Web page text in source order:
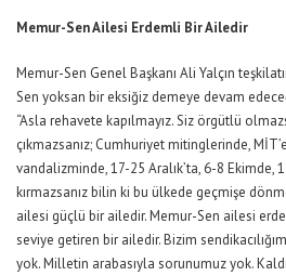
Memur-Sen Ailesi Erdemli Bir Ailedir
Memur-Sen Genel Başkanı Ali Yalçın
Sen yoksan bir eksiğiz demeye devam
“Asla rehavete kapılmayız. Siz örgütlü
çıkmazsanız; Cumhuriyet mitinglerinde,
vandalizminde, 17-25 Aralık’ta, 6-8 Ekimde,
kırmazsanız bilin ki bu ülkede geçmişe
ailesi güçlü bir ailedir. Memur-Sen ailesi
seviye getiren bir ailedir. Bizim
yok. Milletin arabasıyla sorunumuz yok.